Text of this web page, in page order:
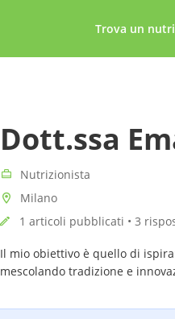
Trova un
Dott.ssa
Nutrizionista
Milano
1 articoli pubblicati • 3
Il mio obiettivo è quello di
mescolando tradizione e